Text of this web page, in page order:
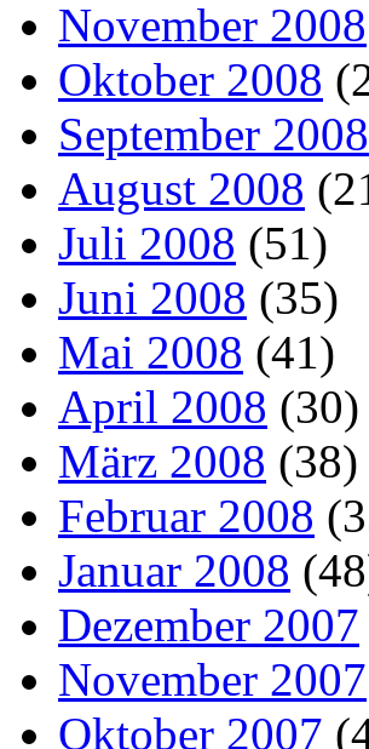
November 2008
Oktober 2008
September 2008
August 2008
Juli 2008 (51)
Juni 2008 (35)
Mai 2008 (41)
April 2008 (30)
März 2008 (38)
Februar 2008
Januar 2008
Dezember 2007
November 2007
Oktober 2007